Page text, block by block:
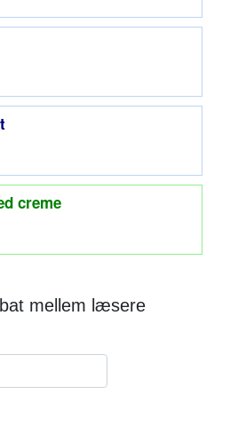
creme
mellem læsere